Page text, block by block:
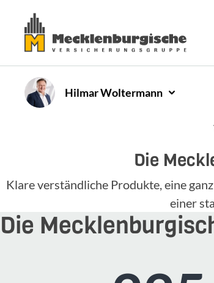
HilmarWoltermann
Die
Klare verständliche Produkte, eine
einer
Die